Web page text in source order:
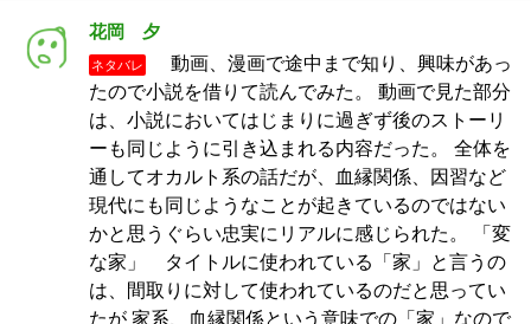
花岡 夕
ネタバレ
動画、漫画で途中まで知り、興味があっ
たので小説を借りて読んでみた。 動画で見た部分
は、小説においてはじまりに過ぎず後のストーリ
ーも同じように引き込まれる内容だった。 全体を
通してオカルト系の話だが、血縁関係、因習など
現代にも同じようなことが起きているのではない
かと思うぐらい忠実にリアルに感じられた。 「変
な家」 タイトルに使われている「家」と言うの
は、間取りに対して使われているのだと思ってい
たが 家系、血縁関係という意味での「家」なので